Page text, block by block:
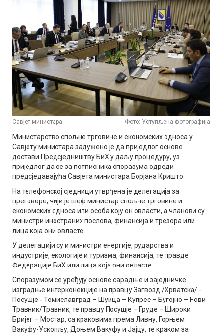
Савјет министара Фото: Уступљена фотографија
Министарство спољне трговине и економских односа у
Савјету министара задужено је да приједлог основе
достави Предсједништву БиХ у даљу процедуру, уз
приједлог да се за потписника споразума одреди
предсједавајућа Савјета министара Борјана Кришто.
На телефонској сједници утврђена је делегација за
преговоре, чији је шеф министар спољне трговине и
економских односа или особа коју он овласти, а чланови су
министри иностраних послова, финансија и трезора или
лица која они овласте.
У делегацији су и министри енергије, рударства и
индустрије, екологије и туризма, финансија, те правде
Федерације БиХ или лица која они овласте.
Споразумом се уређују основе сарадње и заједничке
изградње интерконекције на правцу Загвозд /Хрватска/ -
Посушје - Томиславград – Шуица – Купрес – Бугојно – Нови
Травник/Травник, те правцу Посушје – Груде – Широки
Бријег – Мостар, са краковима према Ливну, Горњем
Вакуфу-Ускопљу, Доњем Вакуфу и Јајцу, те краком за